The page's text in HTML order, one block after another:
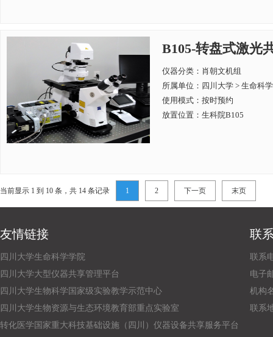
B105-转盘式激光
仪器分类：肖朝文机组
所属单位： 四川大学 > 生命科
使用模式：按时预约
放置位置：生科院B105
当前显示 1 到 10 条，共 14 条记录 1 2 下一页 末页
友情链接
四川大学生命科学学院
四川大学大型仪器共享管理平台
四川大学生物科学国家级实验教学示范中心
四川大学生物资源与生态环境教育部重点实验室
转化医学国家重大科技基础设施（四川）仪器设备共享服务平台
联
联系
电子
机构
联系